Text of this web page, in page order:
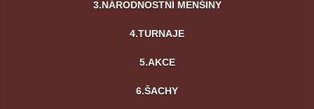
3.NÁRODNOSTNÍ MENŠINY
4.TURNAJE
5.AKCE
6.ŠACHY